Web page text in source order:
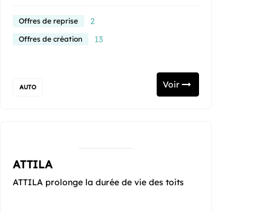
Offres de reprise 2
Offres de création 13
AUTO Voir
ATTILA
ATTILA prolonge la durée de vie des toits